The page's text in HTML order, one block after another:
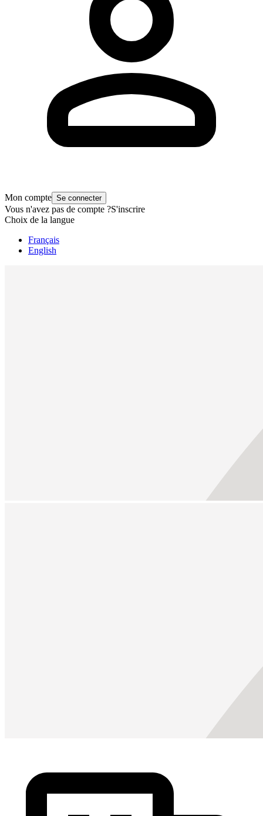
Mon compte Se connecter
Vous n'avez pas de compte ?S'inscrire
Choix de la langue
Français
English